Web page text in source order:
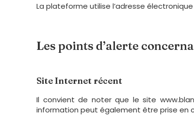
La plateforme utilise l’adresse
Les points d’alerte
Site Internet récent
Il convient de noter que le site
information peut également être prise en